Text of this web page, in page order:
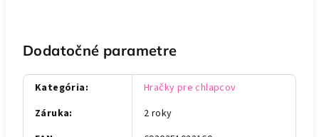
Dodatočné parametre
Kategória:
Hračky pre chlapcov
Záruka:
2 roky